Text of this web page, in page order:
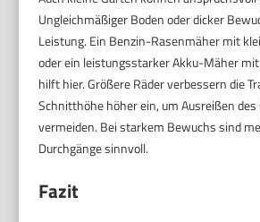
Ungleichmäßiger Boden oder dicker
Leistung. Ein Benzin-Rasenmäher mit
oder ein leistungsstarker Akku-Mäher
hilft hier. Größere Räder verbessern die
Schnitthöhe höher ein, um Ausreißen des
vermeiden. Bei starkem Bewuchs sind
Durchgänge sinnvoll.
Fazit